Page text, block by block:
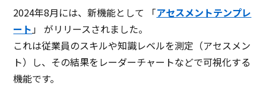
2024年8月には、新機能として 「アセスメントテンプレ
ート 」 がリリースされました。
これは従業員のスキルや知識レベルを測定（アセスメン
ト）し、その結果をレーダーチャートなどで可視化する
機能です。